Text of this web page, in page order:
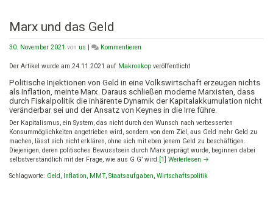
Marx und das Geld
30. November 2021 von us Kommentieren
und
Geld
Der Artikel wurde am 24.11.2021 auf Makroskop veröffentlicht
Politische Injektionen von Geld in eine Volkswirtschaft erzeugen nichts
als Inflation, meinte Marx. Daraus schließen moderne Marxisten, dass
durch Fiskalpolitik die inhärente Dynamik der Kapitalakkumulation nicht
veränderbar sei und der Ansatz von Keynes in die Irre führe.
Der Kapitalismus, ein System, das nicht durch den Wunsch nach verbesserten
Konsummöglichkeiten angetrieben wird, sondern von dem Ziel, aus Geld mehr Geld zu
machen, lässt sich nicht erklären, ohne sich mit eben jenem Geld zu beschäftigen.
Diejenigen, deren politisches Bewusstsein durch Marx geprägt wurde, beginnen dabei
selbstverständlich mit der Frage, wie aus G G’ wird. [1] Weiterlesen →
Schlagworte: Geld, Inflation, MMT, Staatsaufgaben, Wirtschaftspolitik